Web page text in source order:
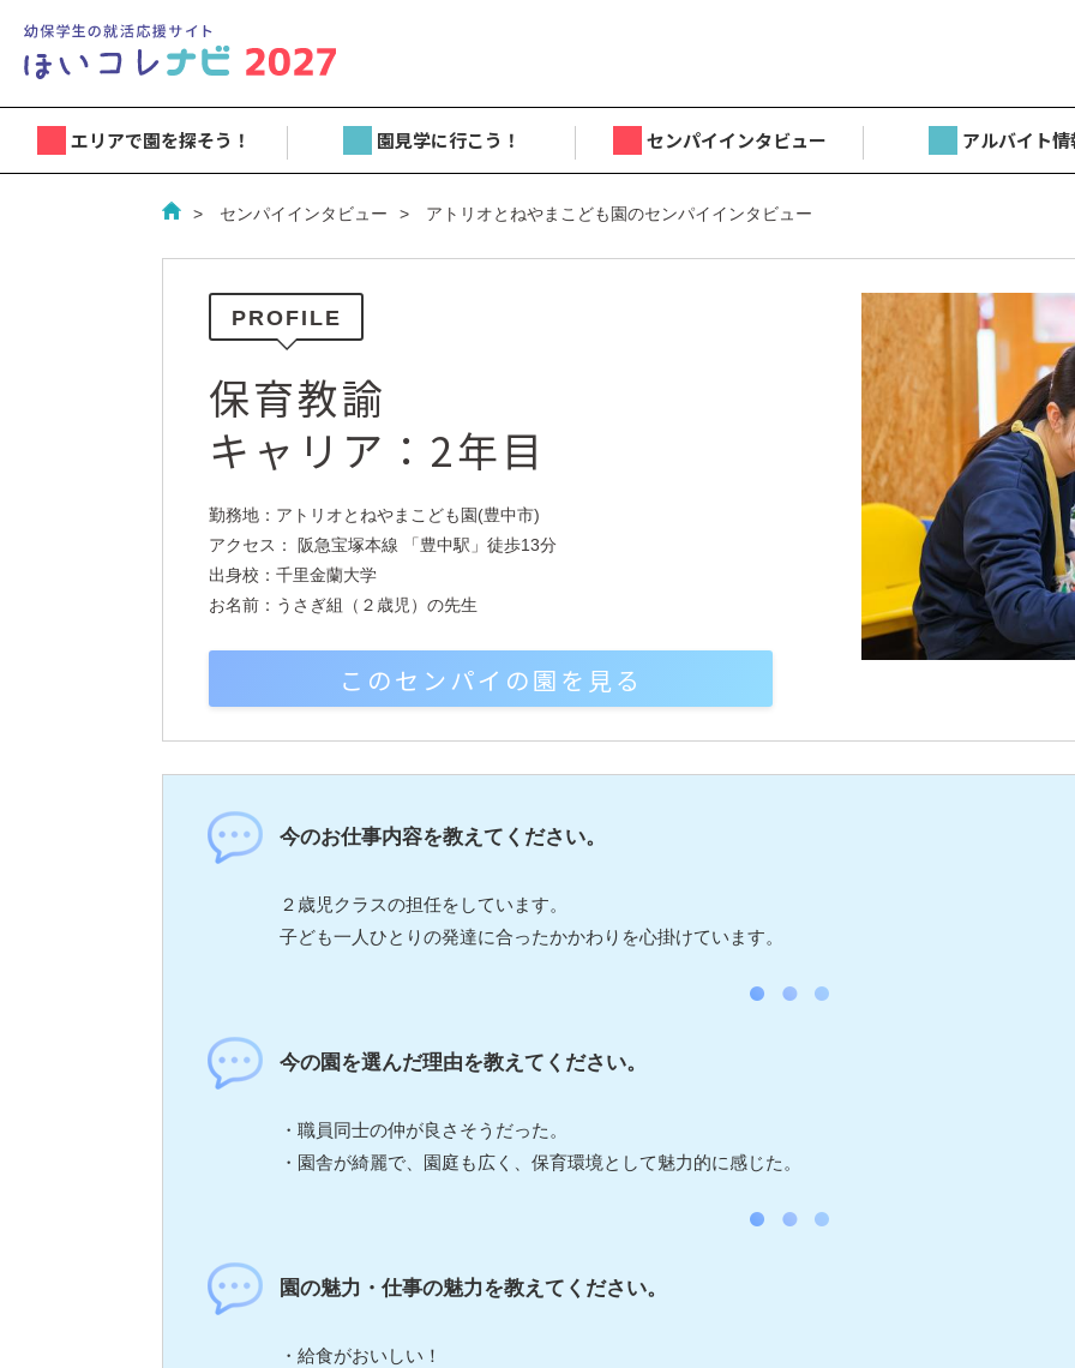
エリアで園を探そう！ 園見学に行こう！ センパイインタビュー アルバイト情
センパイインタビュー アトリオとねやまこども園のセンパイインタビュー
PROFILE
保育教諭
キャリア：2年目
勤務地：アトリオとねやまこども園(豊中市)
アクセス： 阪急宝塚本線 「豊中駅」徒歩13分
出身校：千里金蘭大学
お名前：うさぎ組（２歳児）の先生
このセンパイの園を見る
今のお仕事内容を教えてください。
２歳児クラスの担任をしています。
子ども一人ひとりの発達に合ったかかわりを心掛けています。
今の園を選んだ理由を教えてください。
・職員同士の仲が良さそうだった。
・園舎が綺麗で、園庭も広く、保育環境として魅力的に感じた。
園の魅力・仕事の魅力を教えてください。
・給食がおいしい！